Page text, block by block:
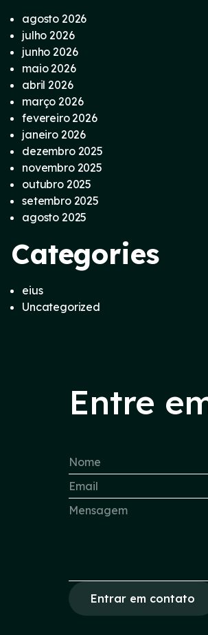
agosto 2026
julho 2026
junho 2026
maio 2026
abril 2026
março 2026
fevereiro 2026
janeiro 2026
dezembro 2025
novembro 2025
outubro 2025
setembro 2025
agosto 2025
Categories
eius
Uncategorized
Entre
Entrar em contato